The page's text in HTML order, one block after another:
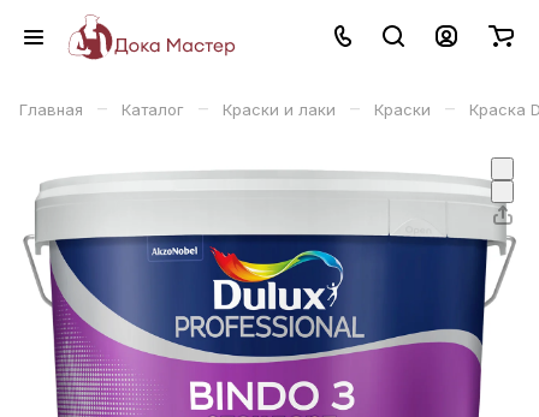
Главная – Каталог – Краски и лаки – Краски – Краска